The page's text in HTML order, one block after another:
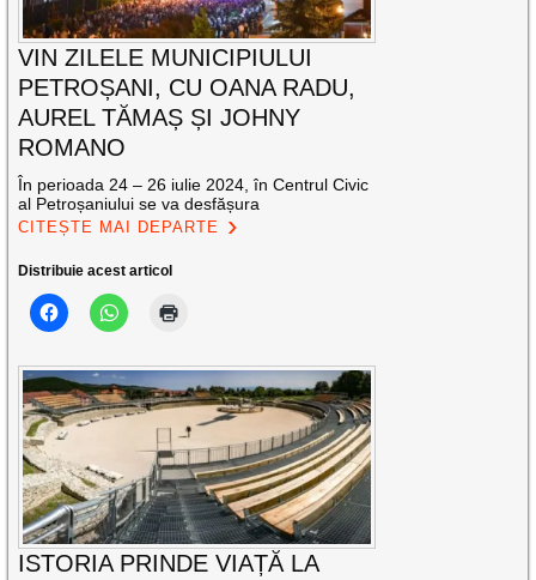
VIN ZILELE MUNICIPIULUI
PETROȘANI, CU OANA RADU,
AUREL TĂMAȘ ȘI JOHNY
ROMANO
În perioada 24 – 26 iulie 2024, în Centrul Civic
al Petroșaniului se va desfășura
CITEȘTE MAI DEPARTE
Distribuie acest articol
ISTORIA PRINDE VIAȚĂ LA